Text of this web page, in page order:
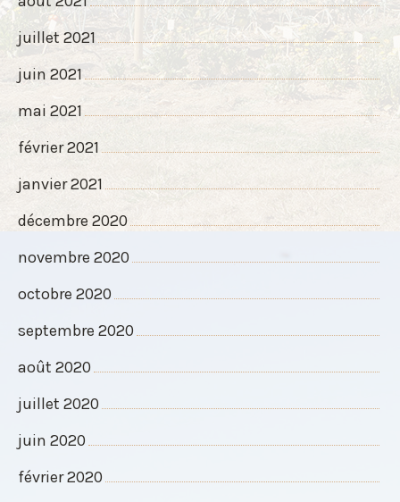
juillet 2021
juin 2021
mai 2021
février 2021
janvier 2021
décembre 2020
novembre 2020
octobre 2020
septembre 2020
août 2020
juillet 2020
juin 2020
février 2020